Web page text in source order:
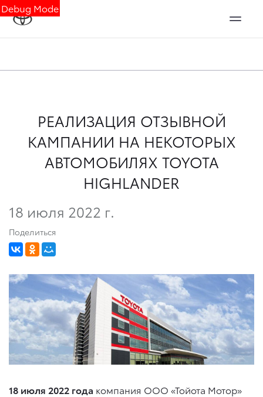
Debug Mode
РЕАЛИЗАЦИЯ ОТЗЫВНОЙ
КАМПАНИИ НА НЕКОТОРЫХ
АВТОМОБИЛЯХ TOYOTA
HIGHLANDER
18 июля 2022 г.
Поделиться
18 июля 2022 года компания ООО «Тойота Мотор»